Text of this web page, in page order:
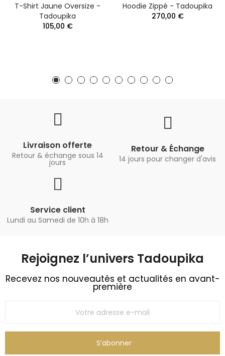
T-Shirt Jaune Oversize -
Tadoupika
105,00 €
Hoodie Zippé - Tadoupika
270,00 €
Livraison offerte
Retour & échange sous 14
jours
Retour & Échange
14 jours pour changer d'avis
Service client
Lundi au Samedi de 10h à 18h
Rejoignez l’univers Tadoupika​
Recevez nos nouveautés et actualités en avant-
première
S’abonner